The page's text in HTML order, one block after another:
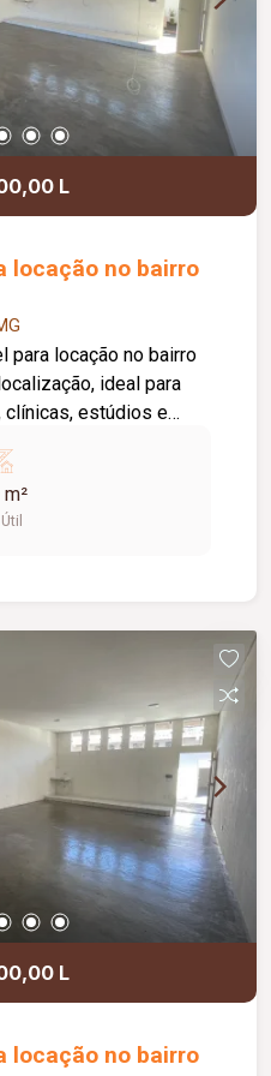
de ampliação
a necessidade do
para mais
visita.
L
locação no bairro
para locação no bairro
ideal para
estúdios e
forro em gesso, copa,
acesso por senha,
para o
com
acesso facial, água
e limpeza das
(Depósito de Material
alarme, câmeras
Como
de ampliação
a necessidade do
para mais
L
locação no bairro